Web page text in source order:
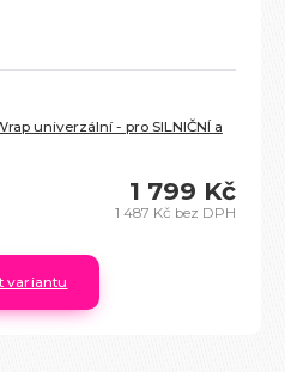
univerzální - pro SILNIČNÍ a
1 799 Kč
1 487 Kč bez DPH
variantu